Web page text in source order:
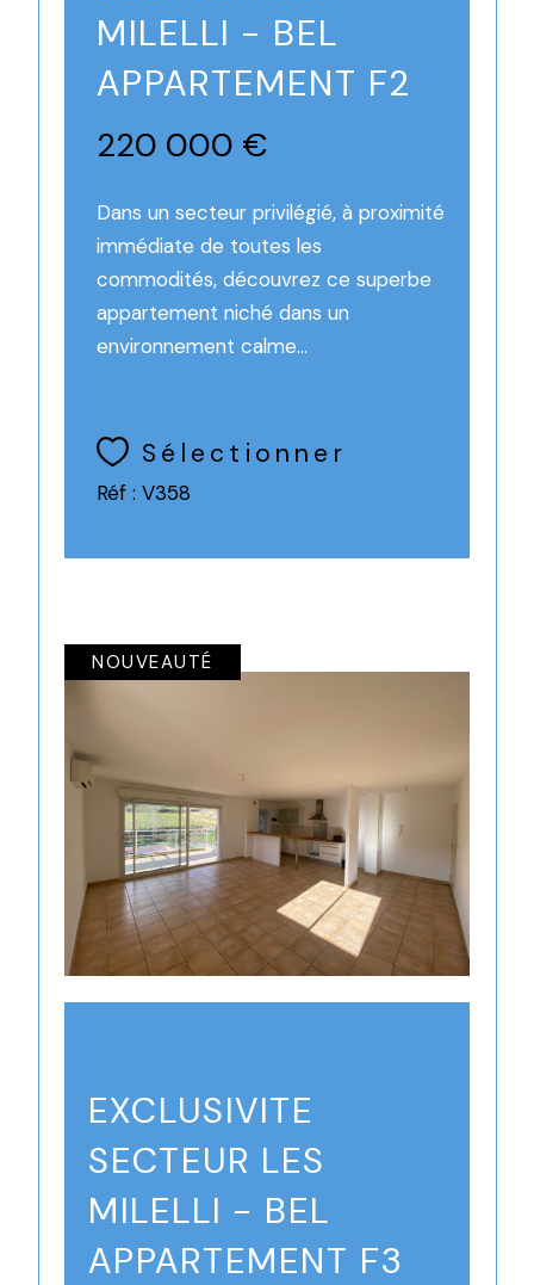
MILELLI - BEL
APPARTEMENT F2
220 000 €
Dans un secteur privilégié, à proximité
immédiate de toutes les
commodités, découvrez ce superbe
appartement niché dans un
environnement calme...
Sélectionner
Réf : V358
EXCLUSIVITE
SECTEUR LES
MILELLI - BEL
APPARTEMENT F3
NOUVEAUTÉ